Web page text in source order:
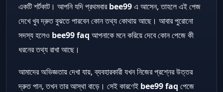
একটি শর্টকাট। আপনি যদি প্রথমবারbee99এ আসেন, তাহলে এই পেজ
দেখে খুব দ্রুত বুঝতে পারবেন কোন তথ্য কোথায় আছে। আবার পুরোনো
সদস্য হলেও bee99 faq আপনাকে মনে করিয়ে দেবে কোন পেজে কী
ধরনের তথ্য রাখা আছে।
আমাদের অভিজ্ঞতায় দেখা যায়, ব্যবহারকারী যখন নিজের প্রশ্নের উত্তর
দ্রুত পান, তখন তার আস্থা বাড়ে। সেই কারণেই bee99 faq পেজে